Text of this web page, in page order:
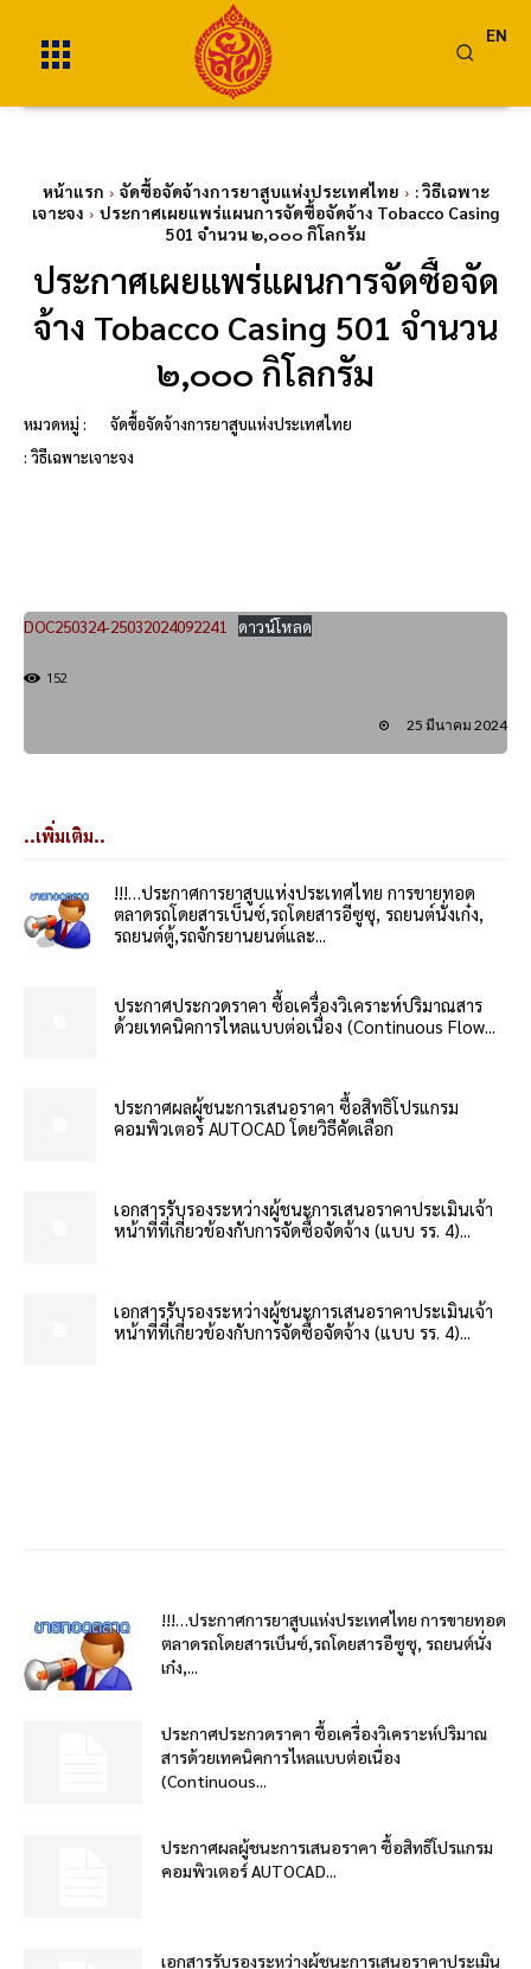
EN
หน้าแรก จัดซื้อจัดจ้างการยาสูบแห่งประเทศไทย
: วิธีเฉพาะ
เจาะจง
ประกาศเผยแพร่แผนการจัดซื้อจัดจ้าง Tobacco Casing
501 จำนวน ๒,๐๐๐ กิโลกรัม
ประกาศเผยแพร่แผนการจัดซื้อจัด
จ้าง Tobacco Casing 501 จำนวน
๒,๐๐๐ กิโลกรัม
หมวดหมู่ :
จัดซื้อจัดจ้างการยาสูบแห่งประเทศไทย
: วิธีเฉพาะเจาะจง
DOC250324-25032024092241 ดาวน์โหลด
152
25 มีนาคม 2024
..เพิ่มเติม..
!!!…ประกาศการยาสูบแห่งประเทศไทย การขายทอด
ตลาดรถโดยสารเบ็นซ์,รถโดยสารอีซูซุ, รถยนต์นั่งเก๋ง,
รถยนต์ตู้,รถจักรยานยนต์และ...
ประกาศประกวดราคา ซื้อเครื่องวิเคราะห์ปริมาณสาร
ด้วยเทคนิคการไหลแบบต่อเนื่อง (Continuous Flow...
ประกาศผลผู้ชนะการเสนอราคา ซื้อสิทธิโปรแกรม
คอมพิวเตอร์ AUTOCAD โดยวิธีคัดเลือก
เอกสารรับรองระหว่างผู้ชนะการเสนอราคาประเมินเจ้า
หน้าที่ที่เกี่ยวข้องกับการจัดซื้อจัดจ้าง (แบบ รร. 4)...
เอกสารรับรองระหว่างผู้ชนะการเสนอราคาประเมินเจ้า
หน้าที่ที่เกี่ยวข้องกับการจัดซื้อจัดจ้าง (แบบ รร. 4)...
!!!…ประกาศการยาสูบแห่งประเทศไทย การขายทอด
ตลาดรถโดยสารเบ็นซ์,รถโดยสารอีซูซุ, รถยนต์นั่ง
เก๋ง,...
ประกาศประกวดราคา ซื้อเครื่องวิเคราะห์ปริมาณ
สารด้วยเทคนิคการไหลแบบต่อเนื่อง
(Continuous...
ประกาศผลผู้ชนะการเสนอราคา ซื้อสิทธิโปรแกรม
คอมพิวเตอร์ AUTOCAD...
เอกสารรับรองระหว่างผู้ชนะการเสนอราคาประเมิน